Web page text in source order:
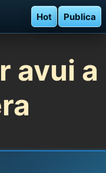
Hot Publica
avui a